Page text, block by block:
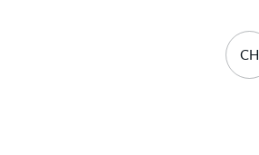
CH